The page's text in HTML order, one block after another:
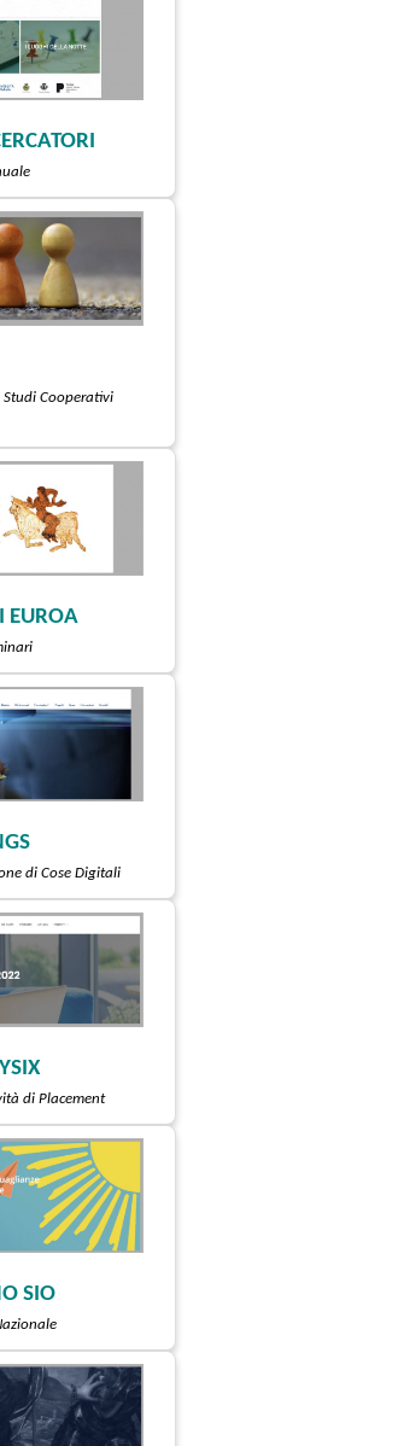
Cooperativi
EUROA
di Cose Digitali
di Placement
SIO